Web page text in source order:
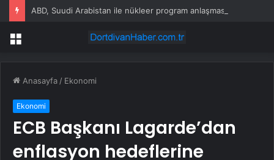
Menü
Anasayfa / Ekonomi
Ekonomi
ECB Başkanı Lagarde’dan
enflasyon hedeflerine